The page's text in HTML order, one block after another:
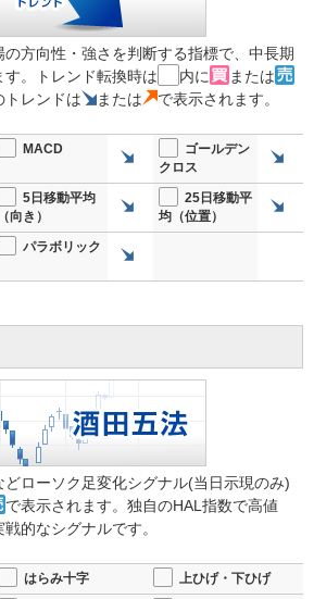
の方向性・強さを判断する指標で、中長期
。トレンド転換時は
内に
または
トレンドは
または で表示されます。
MACD
ゴールデン
クロス
5日移動平均
（向き）
25日移動平
均（位置）
パラボリック
ローソク足変化シグナル(当日示現のみ)
で表示されます。独自のHAL指数で高値
的なシグナルです。
はらみ十字
上ひげ・下ひげ